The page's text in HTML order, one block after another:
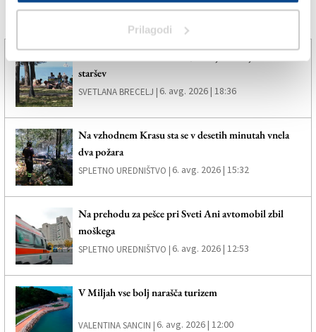
Prilagodi
staršev
SVETLANA BRECELJ |6. avg. 2026 | 18:36
Na vzhodnem Krasu sta se v desetih minutah vnela
dva požara
SPLETNO UREDNIŠTVO | 6. avg. 2026 | 15:32
Na prehodu za pešce pri Sveti Ani avtomobil zbil
moškega
SPLETNO UREDNIŠTVO | 6. avg. 2026 | 12:53
V Miljah vse bolj narašča turizem
VALENTINA SANCIN | 6. avg. 2026 | 12:00